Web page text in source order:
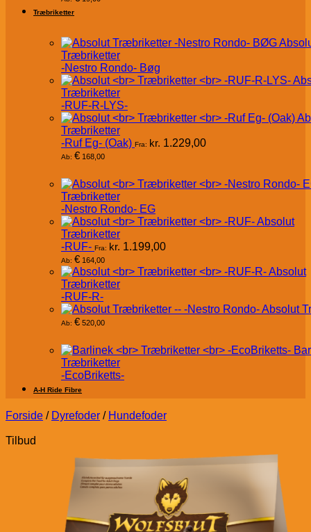
Træbriketter
Træbriketter
-Nestro Rondo- Bøg
Træbriketter
-RUF-R-LYS-
Træbriketter
-Ruf Eg- (Oak) Fra: kr. 1.229,00
Ab: € 168,00
Træbriketter
-Nestro Rondo- EG
Absolut
Træbriketter
-RUF- Fra: kr. 1.199,00
Ab: € 164,00
Absolut
Træbriketter
-RUF-R-
Absolut
Ab: € 520,00
Træbriketter
-EcoBriketts-
A-H Ride Fibre
Forside / Dyrefoder / Hundefoder
Tilbud